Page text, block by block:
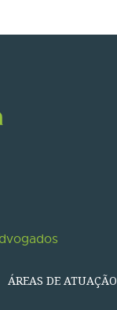
ÁREAS DE ATUAÇÃO